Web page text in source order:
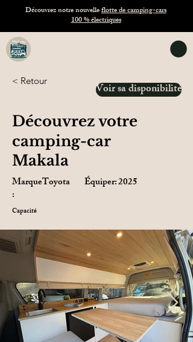
Découvrez notre nouvelleflotte de camping-cars
100 % électriques
< Retour Voir sa disponibilité
Découvrez votre
camping-car
Makala
Marque
:
Toyota Équiper:2025
Capacité